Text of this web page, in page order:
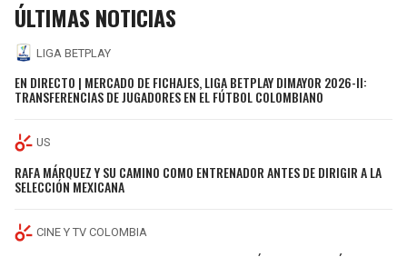
ÚLTIMAS NOTICIAS
LIGA BETPLAY
EN DIRECTO | MERCADO DE FICHAJES, LIGA BETPLAY DIMAYOR 2026-II:
TRANSFERENCIAS DE JUGADORES EN EL FÚTBOL COLOMBIANO
US
RAFA MÁRQUEZ Y SU CAMINO COMO ENTRENADOR ANTES DE DIRIGIR A LA
SELECCIÓN MEXICANA
CINE Y TV COLOMBIA